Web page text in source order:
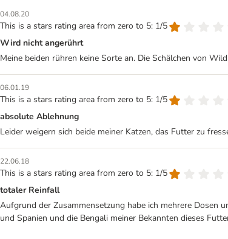
04.08.20
This is a stars rating area from zero to 5: 1/5
Wird nicht angerührt
Meine beiden rühren keine Sorte an. Die Schälchen von
06.01.19
This is a stars rating area from zero to 5: 1/5
absolute Ablehnung
Leider weigern sich beide meiner Katzen, das Futter zu
22.06.18
This is a stars rating area from zero to 5: 1/5
totaler Reinfall
Aufgrund der Zusammensetzung habe ich mehrere Dosen
und Spanien und die Bengali meiner Bekannten dieses